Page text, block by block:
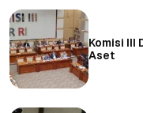
Komisi III
Aset